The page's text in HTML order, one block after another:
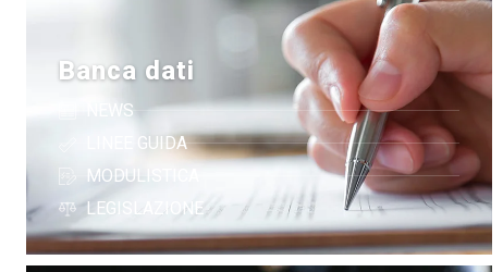
Banca dati
NEWS
LINEE GUIDA
MODULISTICA
LEGISLAZIONE